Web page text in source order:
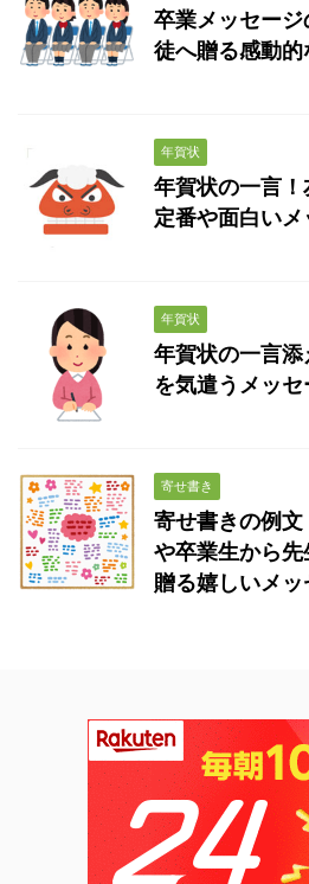
卒業メッセー
徒へ贈る感動的
年賀状
年賀状の一言
定番や面白い
年賀状
年賀状の一言
を気遣うメッセ
寄せ書き
寄せ書きの例
や卒業生から
贈る嬉しいメッ